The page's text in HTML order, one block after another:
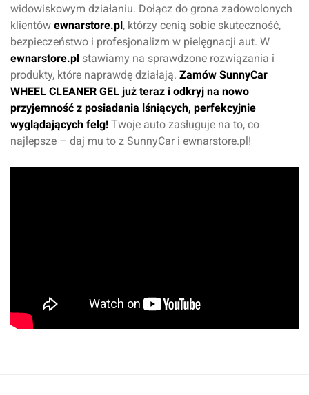
widowiskowym działaniu. Dołącz do grona zadowolonych
klientów ewnarstore.pl , którzy cenią sobie skuteczność,
bezpieczeństwo i profesjonalizm w pielęgnacji aut. W
ewnarstore.pl stawiamy na sprawdzone rozwiązania i
produkty, które naprawdę działają. Zamów SunnyCar
WHEEL CLEANER GEL już teraz i odkryj na nowo
przyjemność z posiadania lśniących, perfekcyjnie
wyglądających felg! Twoje auto zasługuje na to, co
najlepsze – daj mu to z SunnyCar i ewnarstore.pl!